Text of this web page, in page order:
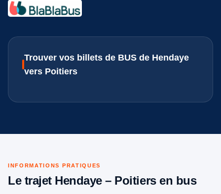
Trouver vos billets de BUS de Hendaye
vers Poitiers
INFORMATIONS PRATIQUES
Le trajet Hendaye – Poitiers en bus